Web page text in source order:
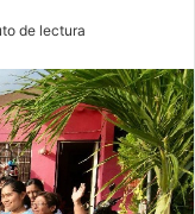
de lectura